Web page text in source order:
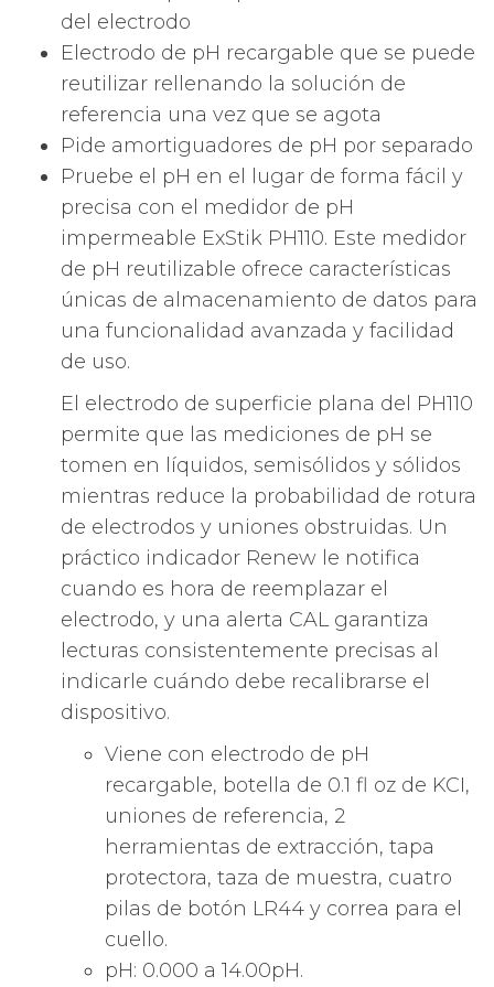
del electrodo
Electrodo de pH recargable que se puede
reutilizar rellenando la solución de
referencia una vez que se agota
Pide amortiguadores de pH por separado
Pruebe el pH en el lugar de forma fácil y
precisa con el medidor de pH
impermeable ExStik PH110. Este medidor
de pH reutilizable ofrece características
únicas de almacenamiento de datos para
una funcionalidad avanzada y facilidad
de uso.
El electrodo de superficie plana del PH110
permite que las mediciones de pH se
tomen en líquidos, semisólidos y sólidos
mientras reduce la probabilidad de rotura
de electrodos y uniones obstruidas. Un
práctico indicador Renew le notifica
cuando es hora de reemplazar el
electrodo, y una alerta CAL garantiza
lecturas consistentemente precisas al
indicarle cuándo debe recalibrarse el
dispositivo.
Viene con electrodo de pH
recargable, botella de 0.1 fl oz de KCI,
uniones de referencia, 2
herramientas de extracción, tapa
protectora, taza de muestra, cuatro
pilas de botón LR44 y correa para el
cuello.
pH: 0.000 a 14.00pH.